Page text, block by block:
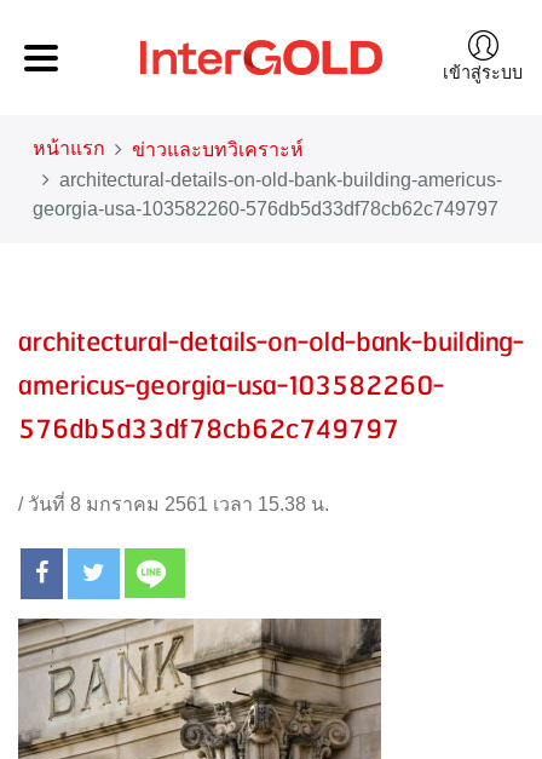
เข้าสู่ระบบ
หน้าแรก
ข่าวและบทวิเคราะห์
architectural-details-on-old-bank-building-americus-
georgia-usa-103582260-576db5d33df78cb62c749797
architectural-details-on-old-bank-building-
americus-georgia-usa-103582260-
576db5d33df78cb62c749797
/ วันที่ 8 มกราคม 2561 เวลา 15.38 น.